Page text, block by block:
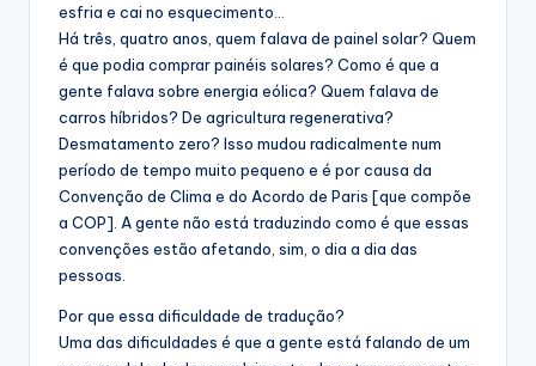
esfria e cai no esquecimento…
Há três, quatro anos, quem falava de painel solar? Quem
é que podia comprar painéis solares? Como é que a
gente falava sobre energia eólica? Quem falava de
carros híbridos? De agricultura regenerativa?
Desmatamento zero? Isso mudou radicalmente num
período de tempo muito pequeno e é por causa da
Convenção de Clima e do Acordo de Paris [que compõe
a COP]. A gente não está traduzindo como é que essas
convenções estão afetando, sim, o dia a dia das
pessoas.
Por que essa dificuldade de tradução?
Uma das dificuldades é que a gente está falando de um